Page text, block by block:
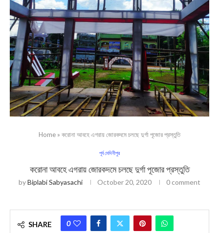
Home » করোনা আবহে এগরায় জোরকদমে চলছে দুর্গা পূজোর প্রস্তুতি
পূর্ব মেদিনীপুর
করোনা আবহে এগরায় জোরকদমে চলছে দুর্গা পূজোর প্রস্তুতি
byBiplabi Sabyasachi October 20, 2020 0 comment
SHARE 0